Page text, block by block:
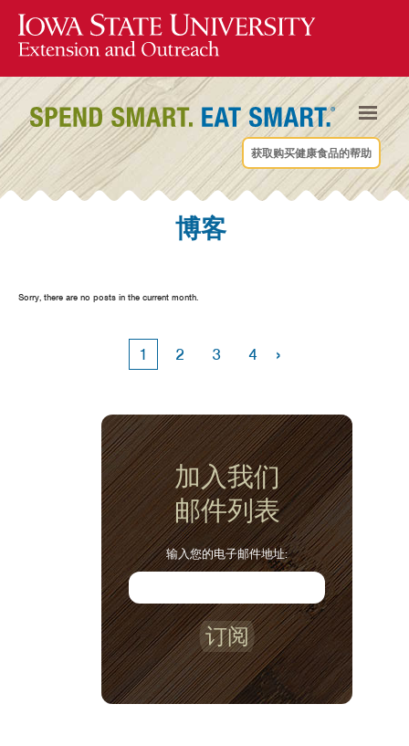
获取购买健康食品的帮助
博客
Sorry, there are no posts in the current month.
1 2 3 4 ›
加入我们
邮件列表
输入您的电子邮件地址:
订阅